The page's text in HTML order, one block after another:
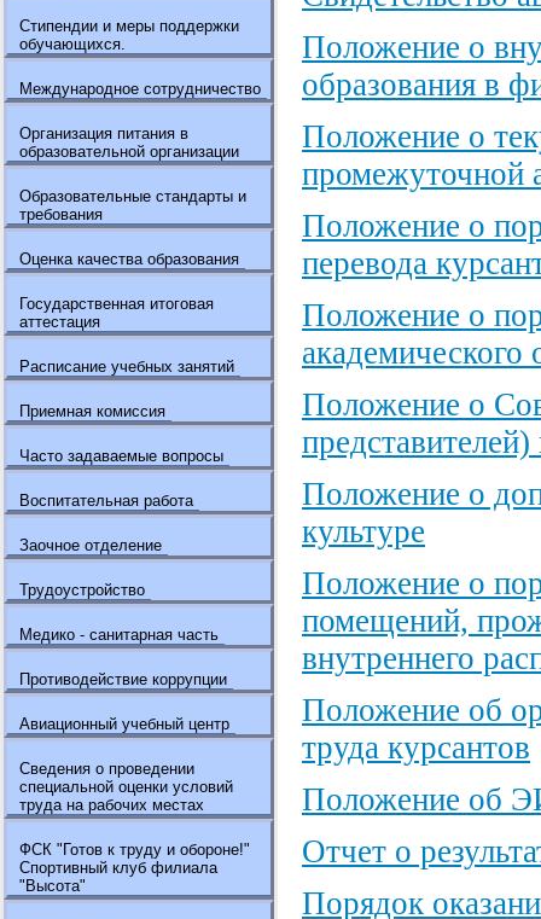
Стипендии и меры поддержки
обучающихся.
Международное сотрудничество
Организация питания в
образовательной организации
Образовательные стандарты и
требования
Оценка качества образования
Государственная итоговая
аттестация
Расписание учебных занятий
Приемная комиссия
Часто задаваемые вопросы
Воспитательная работа
Заочное отделение
Трудоустройство
Медико - санитарная часть
Противодействие коррупции
Авиационный учебный центр
Сведения о проведении
специальной оценки условий
труда на рабочих местах
ФСК "Готов к труду и обороне!"
Спортивный клуб филиала
"Высота"
Положение о
образования в
Положение о
промежуточной
Положение о
перевода
Положение о
академического
Положение о
Положение о
культуре
Положение о
помещений,
внутреннего
Положение об
труда курсантов
Положение об
Отчет о
Порядок